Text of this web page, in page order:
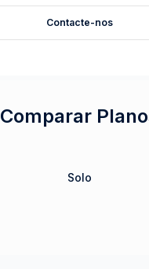
Contacte-nos
Comparar
Solo